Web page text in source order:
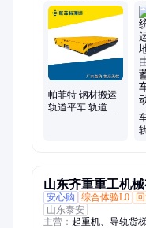
车、轨道平车、无轨平
包车、地跨车、搬运车
帕菲特 钢材搬运
轨道平车 轨道牵
轨
山东齐重重工机械
安心购
综合体验L0
山东泰安
主营： 起重机、导轨货